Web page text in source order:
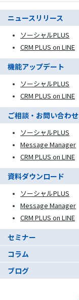
ニュースリリース
ソーシャルPLUS
CRM PLUS on LINE
機能アップデート
ソーシャルPLUS
CRM PLUS on LINE
ご相談・お問い合わせ
ソーシャルPLUS
Message Manager
CRM PLUS on LINE
資料ダウンロード
ソーシャルPLUS
Message Manager
CRM PLUS on LINE
セミナー
コラム
ブログ